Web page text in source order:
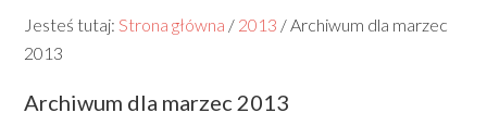
Jesteś tutaj:Strona główna / 2013 /Archiwum dla marzec
2013
Archiwum dla marzec 2013